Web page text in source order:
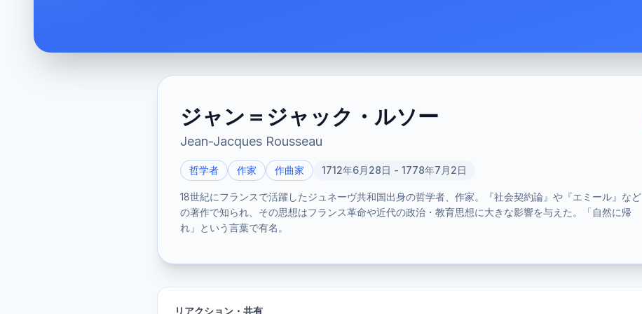
ジャン＝ジャック・ルソー
Jean-Jacques Rousseau
哲学者 作家 作曲家 1712年6月28日 - 1778年7月2日
18世紀にフランスで活躍したジュネーヴ共和国出身の哲学者、作家。『社会契約論』や『エミール』など
の著作で知られ、その思想はフランス革命や近代の政治・教育思想に大きな影響を与えた。「自然に帰
れ」という言葉で有名。
リアクション・共有